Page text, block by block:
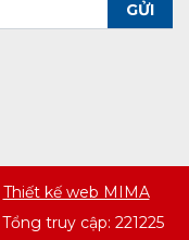
Thiết kế web MIMA
Tổng truy cập: 221225